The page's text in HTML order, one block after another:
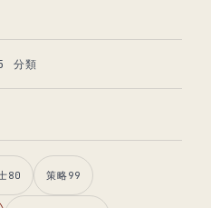
分類
80 策略99